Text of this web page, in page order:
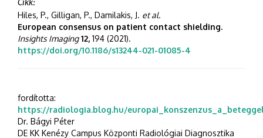
Cikk:
Hiles, P., Gilligan, P., Damilakis, J. et al.
European consensus on patient contact shielding.
Insights Imaging 12, 194 (2021).
https://doi.org/10.1186/s13244-021-01085-4
fordította:
https://radiologia.blog.hu/
Dr. Bágyi Péter
DE KK Kenézy Campus Központi Radiológiai Diagnosztika